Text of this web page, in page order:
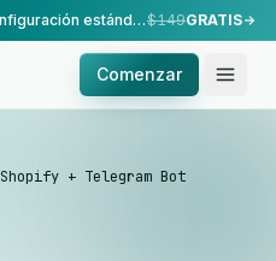
Configuración llave en mano — configuración estándar, realizada por nuestro equipo.$149GRATIS
Comenzar
Shopify + Telegram Bot